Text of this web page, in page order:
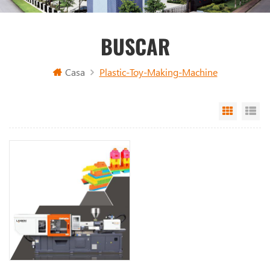
BUSCAR
Casa Plastic-Toy-Making-Machine
Grid